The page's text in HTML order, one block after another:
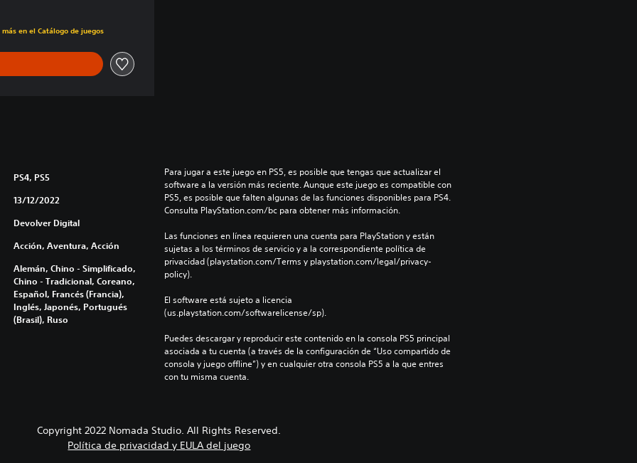
en el Catálogo de juegos
PS4, PS5
13/12/2022
Devolver Digital
Acción, Aventura, Acción
Alemán, Chino - Simplificado,
Chino - Tradicional, Coreano,
Español, Francés (Francia),
Inglés, Japonés, Portugués
(Brasil), Ruso
Para jugar a este juego en PS5, es posible que tengas que actualizar el
software a la versión más reciente. Aunque este juego es compatible con
PS5, es posible que falten algunas de las funciones disponibles para PS4.
Consulta PlayStation.com/bc para obtener más información.
Las funciones en línea requieren una cuenta para PlayStation y están
sujetas a los términos de servicio y a la correspondiente política de
privacidad (playstation.com/Terms y playstation.com/legal/privacy-
policy).
El software está sujeto a licencia
(us.playstation.com/softwarelicense/sp).
Puedes descargar y reproducir este contenido en la consola PS5 principal
asociada a tu cuenta (a través de la configuración de “Uso compartido de
consola y juego offline”) y en cualquier otra consola PS5 a la que entres
con tu misma cuenta.
Copyright 2022 Nomada Studio. All Rights Reserved.
Política de privacidad y EULA del juego